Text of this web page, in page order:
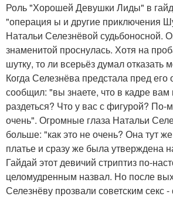
Роль "Хорошей Девушки Лиды" в
"операция ы и другие приключения
Натальи Селезнёвой судьбоносной.
знаменитой проснулась. Хотя на
шутку, то ли всерьёз думал отказать
Когда Селезнёва предстала пред
сообщил: "вы знаете, что в кадре вам
раздеться? Что у вас с фигурой? По-
очень". Огромные глаза Натальи
больше: "как это не очень? Она тут
платье и сразу же была утверждена
Гайдай этот девичий стриптиз по-
целомудренным назвал. Но после
Селезнёву прозвали советским секс